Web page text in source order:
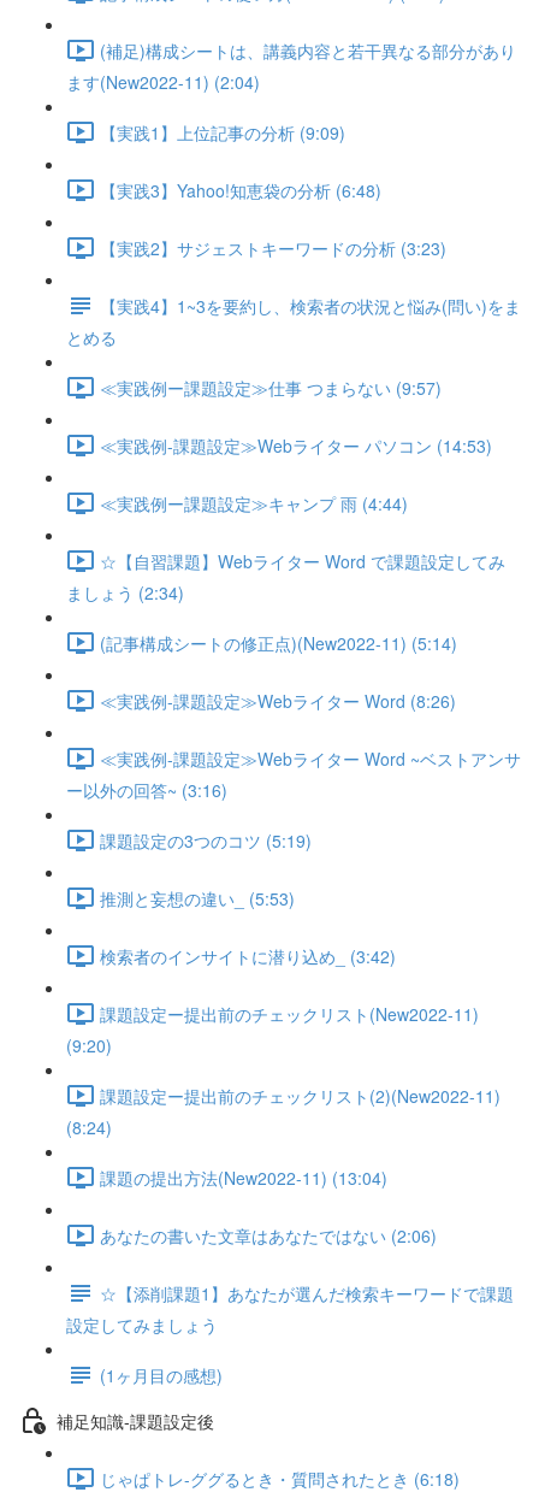
(補足)構成シートは、講義内容と若干異なる部分があり
ます(New2022-11) (2:04)
【実践1】上位記事の分析 (9:09)
【実践3】Yahoo!知恵袋の分析 (6:48)
【実践2】サジェストキーワードの分析 (3:23)
【実践4】1~3を要約し、検索者の状況と悩み(問い)をま
とめる
≪実践例ー課題設定≫仕事 つまらない (9:57)
≪実践例-課題設定≫Webライター パソコン (14:53)
≪実践例ー課題設定≫キャンプ 雨 (4:44)
☆【自習課題】Webライター Word で課題設定してみ
ましょう (2:34)
(記事構成シートの修正点)(New2022-11) (5:14)
≪実践例-課題設定≫Webライター Word (8:26)
≪実践例-課題設定≫Webライター Word ~ベストアンサ
ー以外の回答~ (3:16)
課題設定の3つのコツ (5:19)
推測と妄想の違い_ (5:53)
検索者のインサイトに潜り込め_ (3:42)
課題設定ー提出前のチェックリスト(New2022-11)
(9:20)
課題設定ー提出前のチェックリスト(2)(New2022-11)
(8:24)
課題の提出方法(New2022-11) (13:04)
あなたの書いた文章はあなたではない (2:06)
☆【添削課題1】あなたが選んだ検索キーワードで課題
設定してみましょう
(1ヶ月目の感想)
補足知識-課題設定後
じゃぱトレ-ググるとき・質問されたとき (6:18)